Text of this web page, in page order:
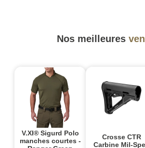
Nos meilleures
V.XI® Sigurd Polo
manches courtes -
Crosse CTR
Carbine Mil-